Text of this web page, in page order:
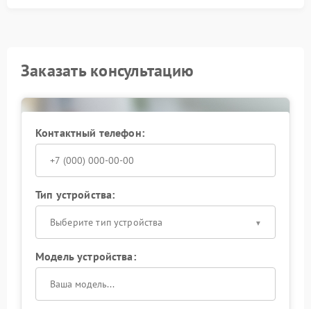
Заказать консультацию
Контактный телефон:
Тип устройства:
Выберите тип устройства
Модель устройства: